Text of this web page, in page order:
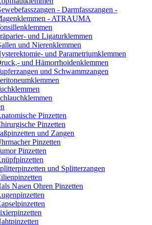
- Darmfasszangen -
- ATRAUMA
und Ligaturklemmen
und Nierenklemmen
und Parametriumklemmen
und Hämorrhoidenklemmen
und Schwammzangen
Pinzetten
Pinzetten
und Zangen
Pinzetten
Pinzetten
und Splitterzangen
Nasen Ohren Pinzetten